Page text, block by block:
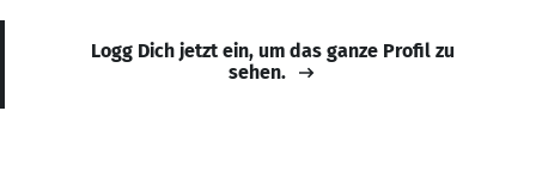
Logg Dich jetzt ein, um das ganze Profil zu
sehen.